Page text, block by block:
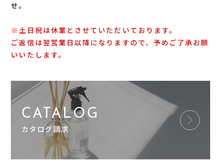
せ。
※土日祝は休業とさせていただいております。
ご返信は翌営業日以降になりますので、予めご了承お願
いいたします。
CATALOG
カタログ請求